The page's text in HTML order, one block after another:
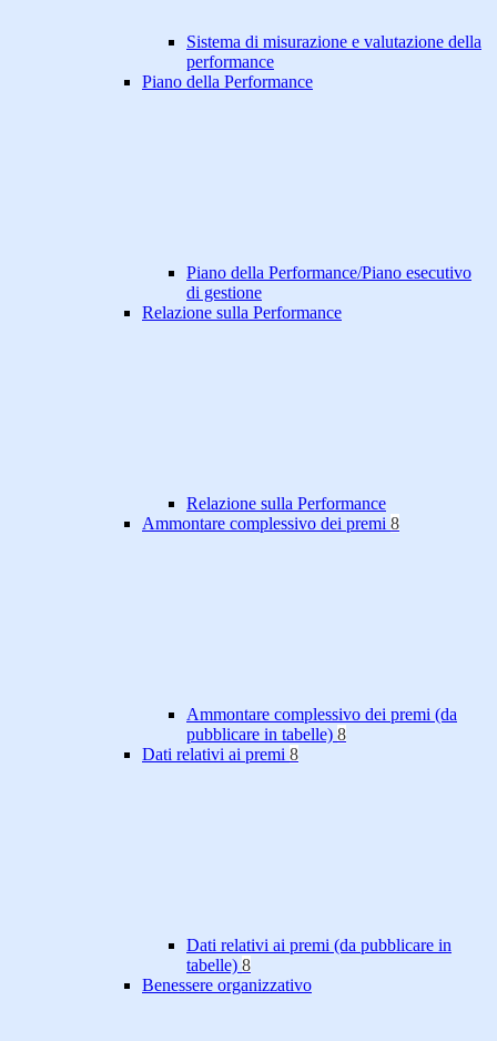
Sistema di misurazione e valutazione della
performance
Piano della Performance
Piano della Performance/Piano esecutivo
di gestione
Relazione sulla Performance
Relazione sulla Performance
Ammontare complessivo dei premi 8
Ammontare complessivo dei premi (da
pubblicare in tabelle) 8
Dati relativi ai premi 8
Dati relativi ai premi (da pubblicare in
tabelle) 8
Benessere organizzativo